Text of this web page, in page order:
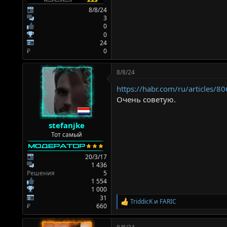
8/8/24
3
0
0
24
₽
0
stefanjke
Тот самый
20/3/17
1 436
Решения
5
1 554
1 000
31
₽
660
8/8/24
https://habr.com/ru/articles/
Очень советую.
Р
е
а
TriddicKи FARIC